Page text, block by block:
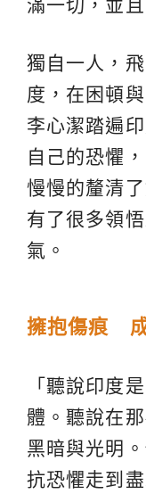
滿一切，並
獨自一人，
度，在困頓
李心潔踏遍
自己的恐懼
慢慢的釐清
有了很多領
氣。
擁抱傷痕
「聽說印度
體。聽說在
黑暗與光明
抗恐懼走到